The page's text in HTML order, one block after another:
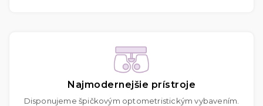
Najmodernejšie prístroje
Disponujeme špičkovým optometristickým vybavením.